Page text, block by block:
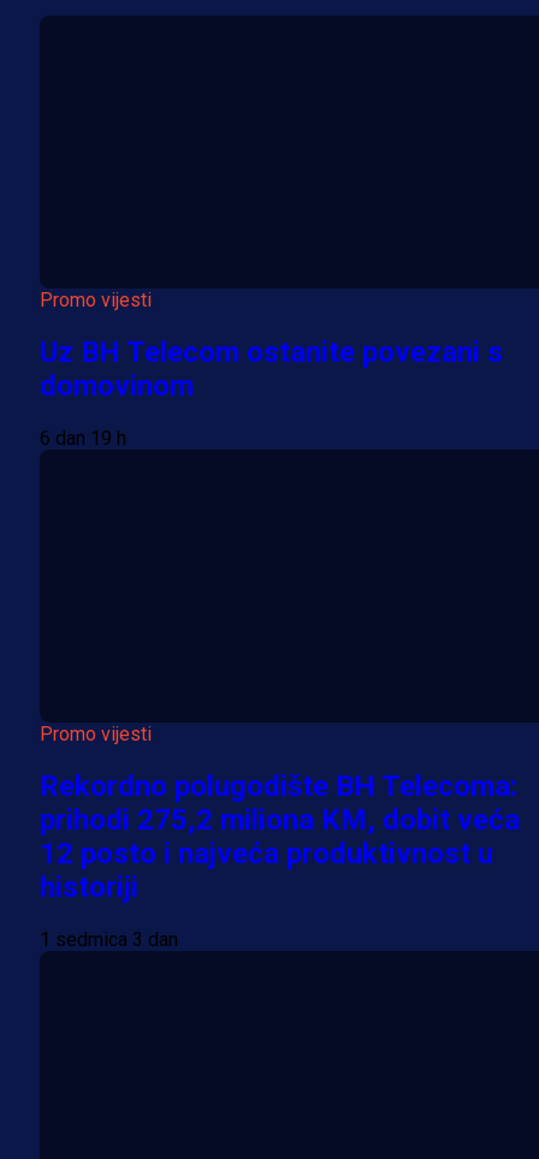
Promo vijesti
Uz BH Telecom ostanite povezani s
domovinom
6 dan 19 h
Promo vijesti
Rekordno polugodište BH Telecoma:
prihodi 275,2 miliona KM, dobit veća
12 posto i najveća produktivnost u
historiji
1 sedmica 3 dan